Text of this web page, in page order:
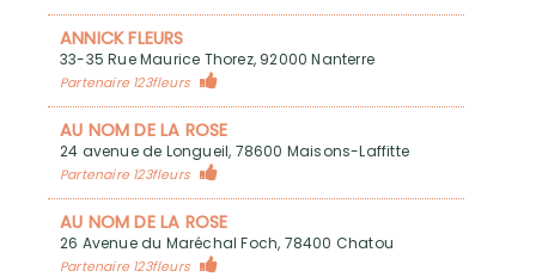
ANNICK FLEURS
33-35 Rue Maurice Thorez, 92000 Nanterre
Partenaire 123fleurs
AU NOM DE LA ROSE
24 avenue de Longueil, 78600 Maisons-Laffitte
Partenaire 123fleurs
AU NOM DE LA ROSE
26 Avenue du Maréchal Foch, 78400 Chatou
Partenaire 123fleurs